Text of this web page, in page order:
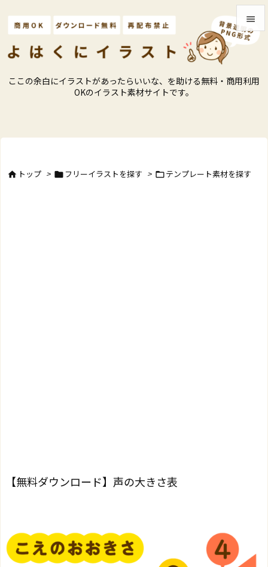
ここの余白にイラストがあったらいいな、を助ける無料・商用利用
OKのイラスト素材サイトです。





 トップ > フリーイラストを探す > テンプレート素材を探す
【無料ダウンロード】声の大きさ表